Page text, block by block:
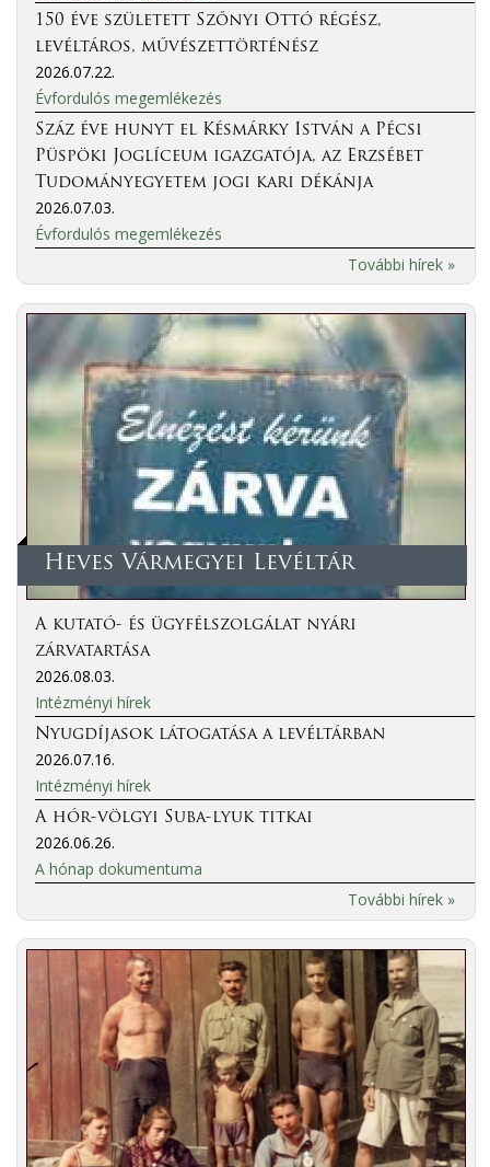
150 éve született Szőnyi Ottó régész,
levéltáros, művészettörténész
2026.07.22.
Évfordulós megemlékezés
Száz éve hunyt el Késmárky István a Pécsi
Püspöki Joglíceum igazgatója, az Erzsébet
Tudományegyetem jogi kari dékánja
2026.07.03.
Évfordulós megemlékezés
További hírek »
Heves Vármegyei Levéltár
A kutató- és ügyfélszolgálat nyári
zárvatartása
2026.08.03.
Intézményi hírek
Nyugdíjasok látogatása a levéltárban
2026.07.16.
Intézményi hírek
A hór-völgyi Suba-lyuk titkai
2026.06.26.
A hónap dokumentuma
További hírek »